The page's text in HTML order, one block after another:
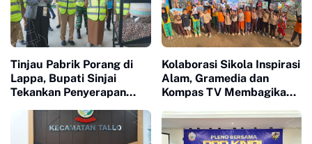
Tinjau Pabrik Porang di
Lappa, Bupati Sinjai
Tekankan Penyerapan
Kolaborasi Sikola Inspirasi
Alam, Gramedia dan
Kompas TV Membagikan